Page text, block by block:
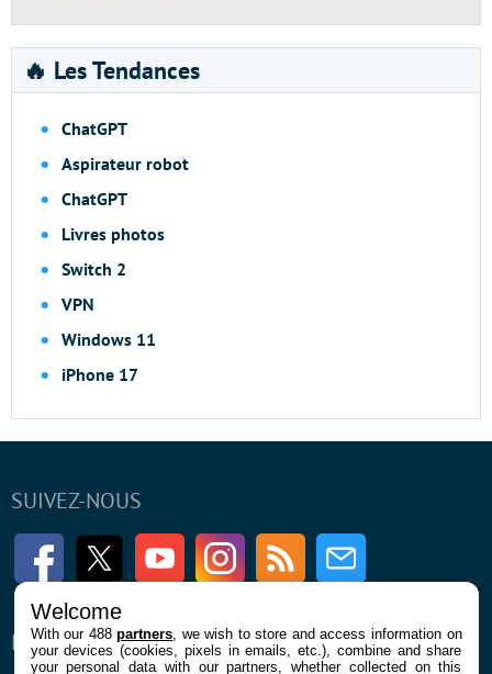
🔥 Les Tendances
ChatGPT
Aspirateur robot
ChatGPT
Livres photos
Switch 2
VPN
Windows 11
iPhone 17
SUIVEZ-NOUS
FacebookTwitter Youtube InstagramRSS Newsletter
ENTREPRISE À PROPOS
Welcome
With our 488partners , we wish to store and access information on
your devices (cookies, pixels in emails, etc.), combine and share
your personal data with our partners, whether collected on this